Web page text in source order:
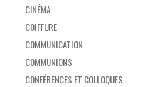
CINÉMA
COIFFURE
COMMUNICATION
COMMUNIONS
CONFÉRENCES ET COLLOQUES